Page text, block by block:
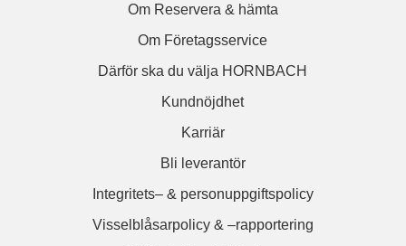
Om Reservera & hämta
Om Företagsservice
Därför ska du välja HORNBACH
Kundnöjdhet
Karriär
Bli leverantör
Integritets– & personuppgiftspolicy
Visselblåsarpolicy & –rapportering